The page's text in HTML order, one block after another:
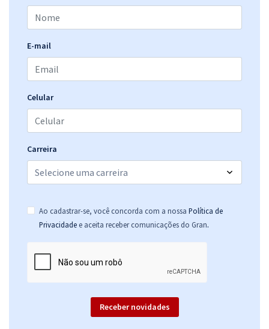
E-mail
Celular
Carreira
Ao cadastrar-se, você concorda com a nossa Política de
Privacidade e aceita receber comunicações do Gran.
Receber novidades